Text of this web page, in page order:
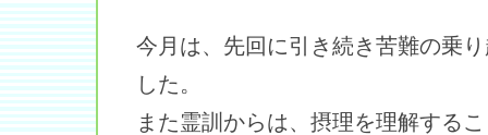
今月は、先回に引き続き苦難の乗
した。
また霊訓からは、摂理を理解する